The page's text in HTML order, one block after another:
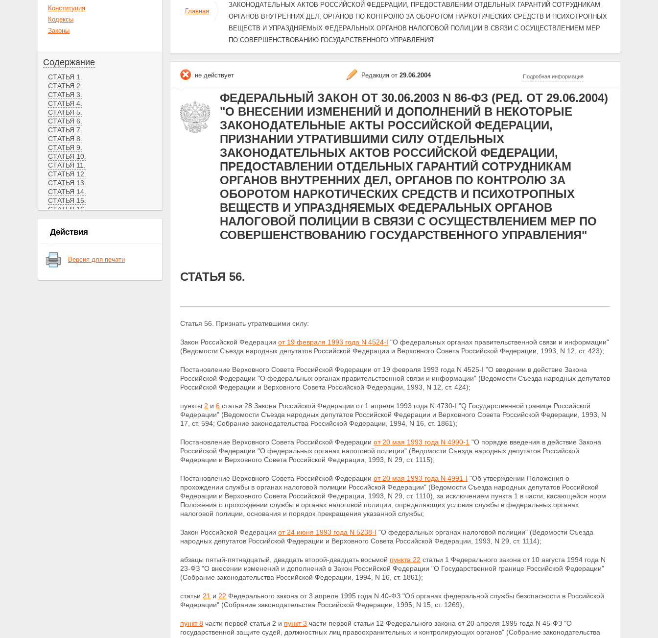
Конституция
Кодексы
Законы
Содержание
СТАТЬЯ 1.
СТАТЬЯ 2.
СТАТЬЯ 3.
СТАТЬЯ 4.
СТАТЬЯ 5.
СТАТЬЯ 6.
СТАТЬЯ 7.
СТАТЬЯ 8.
СТАТЬЯ 9.
СТАТЬЯ 10.
СТАТЬЯ 11.
СТАТЬЯ 12.
СТАТЬЯ 13.
СТАТЬЯ 14.
СТАТЬЯ 15.
СТАТЬЯ 16.
СТАТЬЯ 17.
СТАТЬЯ 18.
СТАТЬЯ 19.
СТАТЬЯ 21.
СТАТЬЯ 22.
СТАТЬЯ 24.
Действия
Версия для печати
Главная
ЗАКОНОДАТЕЛЬНЫХ АКТОВ РОССИЙСКОЙ ФЕДЕРАЦИИ, ПРЕДОСТАВЛЕНИИ ОТДЕЛЬНЫХ ГАРАНТИЙ СОТРУДНИКАМ
ОРГАНОВ ВНУТРЕННИХ ДЕЛ, ОРГАНОВ ПО КОНТРОЛЮ ЗА ОБОРОТОМ НАРКОТИЧЕСКИХ СРЕДСТВ И ПСИХОТРОПНЫХ
ВЕЩЕСТВ И УПРАЗДНЯЕМЫХ ФЕДЕРАЛЬНЫХ ОРГАНОВ НАЛОГОВОЙ ПОЛИЦИИ В СВЯЗИ С ОСУЩЕСТВЛЕНИЕМ МЕР
ПО СОВЕРШЕНСТВОВАНИЮ ГОСУДАРСТВЕННОГО УПРАВЛЕНИЯ"
не действует Редакция от 29.06.2004 Подробная информация
ФЕДЕРАЛЬНЫЙ ЗАКОН ОТ 30.06.2003 N 86-ФЗ (РЕД. ОТ 29.06.2004)
"О ВНЕСЕНИИ ИЗМЕНЕНИЙ И ДОПОЛНЕНИЙ В НЕКОТОРЫЕ
ЗАКОНОДАТЕЛЬНЫЕ АКТЫ РОССИЙСКОЙ ФЕДЕРАЦИИ,
ПРИЗНАНИИ УТРАТИВШИМИ СИЛУ ОТДЕЛЬНЫХ
ЗАКОНОДАТЕЛЬНЫХ АКТОВ РОССИЙСКОЙ ФЕДЕРАЦИИ,
ПРЕДОСТАВЛЕНИИ ОТДЕЛЬНЫХ ГАРАНТИЙ СОТРУДНИКАМ
ОРГАНОВ ВНУТРЕННИХ ДЕЛ, ОРГАНОВ ПО КОНТРОЛЮ ЗА
ОБОРОТОМ НАРКОТИЧЕСКИХ СРЕДСТВ И ПСИХОТРОПНЫХ
ВЕЩЕСТВ И УПРАЗДНЯЕМЫХ ФЕДЕРАЛЬНЫХ ОРГАНОВ
НАЛОГОВОЙ ПОЛИЦИИ В СВЯЗИ С ОСУЩЕСТВЛЕНИЕМ МЕР ПО
СОВЕРШЕНСТВОВАНИЮ ГОСУДАРСТВЕННОГО УПРАВЛЕНИЯ"
СТАТЬЯ 56.
Статья 56. Признать утратившими силу:
Закон Российской Федерации от 19 февраля 1993 года N 4524-I "О федеральных органах правительственной связи и информации"
(Ведомости Съезда народных депутатов Российской Федерации и Верховного Совета Российской Федерации, 1993, N 12, ст. 423);
Постановление Верховного Совета Российской Федерации от 19 февраля 1993 года N 4525-I "О введении в действие Закона
Российской Федерации "О федеральных органах правительственной связи и информации" (Ведомости Съезда народных депутатов
Российской Федерации и Верховного Совета Российской Федерации, 1993, N 12, ст. 424);
пункты 2 и 6 статьи 28 Закона Российской Федерации от 1 апреля 1993 года N 4730-I "Q Государственной границе Российской
Федерации" (Ведомости Съезда народных депутатов Российской Федерации и Верховного Совета Российской Федерации, 1993, N
17, ст. 594; Собрание законодательства Российской Федерации, 1994, N 16, ст. 1861);
Постановление Верховного Совета Российской Федерации от 20 мая 1993 года N 4990-1 "О порядке введения в действие Закона
Российской Федерации "О федеральных органах налоговой полиции" (Ведомости Съезда народных депутатов Российской
Федерации и Верховного Совета Российской Федерации, 1993, N 29, ст. 1115);
Постановление Верховного Совета Российской Федерации от 20 мая 1993 года N 4991-I "Об утверждении Положения о
прохождении службы в органах налоговой полиции Российской Федерации" (Ведомости Съезда народных депутатов Российской
Федерации и Верховного Совета Российской Федерации, 1993, N 29, ст. 1110), за исключением пункта 1 в части, касающейся норм
Положения о прохождении службы в органах налоговой полиции, определяющих условия службы в федеральных органах
налоговой полиции, основания и порядок прекращения указанной службы;
Закон Российской Федерации от 24 июня 1993 года N 5238-I "О федеральных органах налоговой полиции" (Ведомости Съезда
народных депутатов Российской Федерации и Верховного Совета Российской Федерации, 1993, N 29, ст. 1114);
абзацы пятый-пятнадцатый, двадцать второй-двадцать восьмой пункта 22 статьи 1 Федерального закона от 10 августа 1994 года N
23-ФЗ "О внесении изменений и дополнений в Закон Российской Федерации "О Государственной границе Российской Федерации"
(Собрание законодательства Российской Федерации, 1994, N 16, ст. 1861);
статьи 21 и 22 Федерального закона от 3 апреля 1995 года N 40-ФЗ "Об органах федеральной службы безопасности в Российской
Федерации" (Собрание законодательства Российской Федерации, 1995, N 15, ст. 1269);
пункт 8 части первой статьи 2 и пункт 3 части первой статьи 12 Федерального закона от 20 апреля 1995 года N 45-ФЗ "О
государственной защите судей, должностных лиц правоохранительных и контролирующих органов" (Собрание законодательства